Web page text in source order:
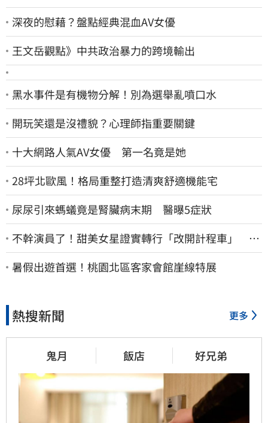
深夜的慰藉？盤點經典混血AV女優
王文岳觀點》中共政治暴力的跨境輸出
黑水事件是有機物分解！別為選舉亂噴口水
開玩笑還是沒禮貌？心理師指重要關鍵
十大網路人氣AV女優 第一名竟是她
28坪北歐風！格局重整打造清爽舒適機能宅
尿尿引來螞蟻竟是腎臟病末期 醫曝5症狀
不幹演員了！甜美女星證實轉行「改開計程車」 驚
人收入全說了
暑假出遊首選！桃園北區客家會館崖線特展
熱搜新聞 更多
鬼月 飯店 好兄弟